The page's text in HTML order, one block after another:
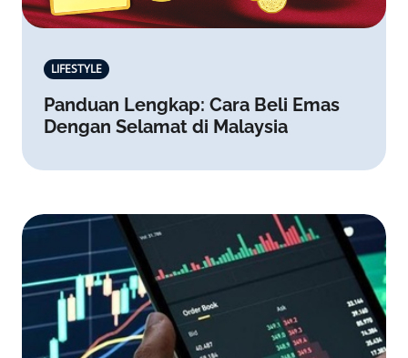
LIFESTYLE
Panduan Lengkap: Cara Beli Emas
Dengan Selamat di Malaysia